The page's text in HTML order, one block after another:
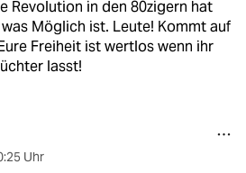
Revolution in den 80zigern hat
Möglich ist. Leute! Kommt auf
Freiheit ist wertlos wenn ihr
lasst!
Uhr